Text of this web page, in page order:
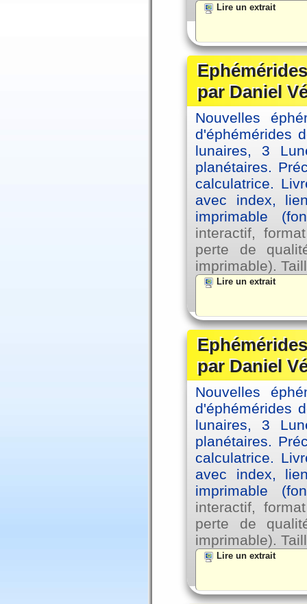
Lire un extrait
par Daniel
Nouvelles
d'éphémérides
lunaires, 3
planétaires.
calculatrice.
avec index,
imprimable
interactif,
perte de
imprimable).
Lire un extrait
par Daniel
Nouvelles
d'éphémérides
lunaires, 3
planétaires.
calculatrice.
avec index,
imprimable
interactif,
perte de
imprimable).
Lire un extrait